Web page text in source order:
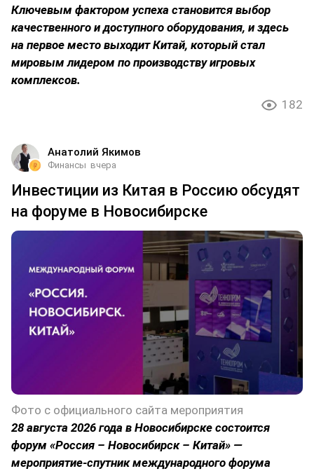
Ключевым фактором успеха становится выбор
качественного и доступного оборудования, и здесь
на первое место выходит Китай, который стал
мировым лидером по производству игровых
комплексов.
182
Анатолий Якимов
Финансы вчера
Инвестиции из Китая в Россию обсудят
на форуме в Новосибирске
Фото с официального сайта мероприятия
28 августа 2026 года в Новосибирске состоится
форум «Россия – Новосибирск – Китай» —
мероприятие-спутник международного форума